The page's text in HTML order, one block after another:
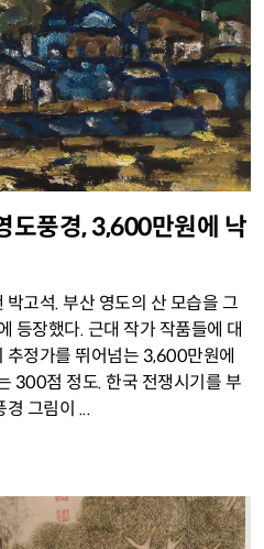
도풍경, 3,600만원에 낙
고석. 부산 영도의 산 모습을 그
등장했다. 근대 작가 작품들에 대
정가를 뛰어넘는 3,600만원에
300점 정도. 한국 전쟁시기를 부
경 그림이 ...